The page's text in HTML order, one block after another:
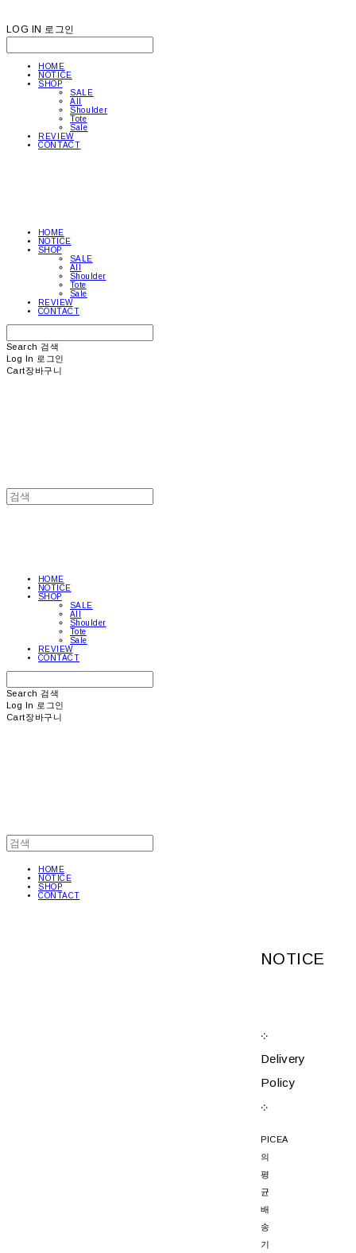
LOG IN 로그인
HOME
NOTICE
SHOP
SALE
All
Shoulder
Tote
Sale
REVIEW
CONTACT
HOME
NOTICE
SHOP
SALE
All
Shoulder
Tote
Sale
REVIEW
CONTACT
Search 검색
Log In 로그인
Cart장바구니
HOME
NOTICE
SHOP
SALE
All
Shoulder
Tote
Sale
REVIEW
CONTACT
Search 검색
Log In 로그인
Cart장바구니
HOME
NOTICE
SHOP
CONTACT
NOTICE
܀
Delivery
Policy
܀
PICEA
의
평
균
배
송
기